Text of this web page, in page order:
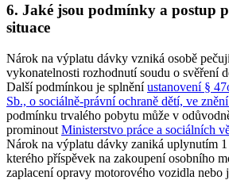
6. Jaké jsou podmínky a postup
situace
Nárok na výplatu dávky vzniká osobě
vykonatelnosti rozhodnutí soudu o svěření
Další podmínkou je splněníustanovení §
Sb., o sociálně-právní ochraně dětí, ve
podmínku trvalého pobytu může v
prominout Ministerstvo práce a sociálních
Nárok na výplatu dávky zaniká uplynutím
kterého příspěvek na zakoupení osobního
zaplacení opravy motorového vozidla nebo